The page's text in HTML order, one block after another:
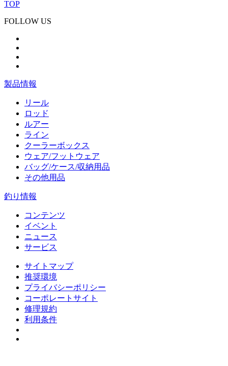
TOP
FOLLOW US
製品情報
リール
ロッド
ルアー
ライン
クーラーボックス
ウェア/フットウェア
バッグ/ケース/収納用品
その他用品
釣り情報
コンテンツ
イベント
ニュース
サービス
サイトマップ
推奨環境
プライバシーポリシー
コーポレートサイト
修理規約
利用条件